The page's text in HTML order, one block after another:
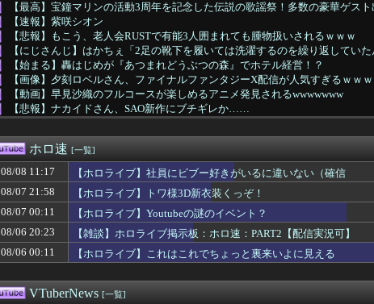
【最高】宝鐘マリンの活動3周年を記念した伝説の歌謡祭！多数の豪華ゲスト
【速報】紫咲シオン
【悲報】もこう、老人会RUSTで有能3人囲まれても腫物扱いされるｗｗｗ
【にじさんじ】はかちぇ「2足の靴下を履いては洗濯するのを繰り返していた
【始まる】轟はじめが『あつまれどうぶつの森』でホテル経営！？
【画像】夕刻ロベルさん、ファイナルファンタジーX配信が人気すぎるｗｗ
【動画】早見沙織のフルコースが楽しめるアニメ発見されるwwwwwww
【悲報】ナカイドさん、SAO新作にブチギレか……
【にじ甲2026】新台附属フリーズ高校にふさわしい激アツ寄せ書きで全力応
【にじ甲2026】なんで椎名さんの☆は伸び悩んだんや？
#ずしり8周年：〗うちらも９年目！魔界ノりりむ×葛葉×椎名唯華
【にじさんじ】星川サラ新衣装お披露目！星川ぱっつんやん
【VTuber】柘榴シロ「その男はやめなさい」
【にじ甲2026】アベヒパワヒって両立するんやな
星街すいせい「にじさんじ断られたからホロライブに入りました」←これ
【にじさんじ】七瀬、動物園でアシカに水をかけられビショビショに→たま
【にじさんじ】Cellmates、NG行動回避ゲーム！フリが露骨すぎる
【ホロライブ】社員にビブー好きがいるに違いない（確信
【遊んでるニコ】虎金妃笑虎がNELLマットレスをガチレビュー！皆担とニコ
ホロ速 [一覧]
08/08 11:17
【ホロライブ】社員にビブー好きがいるに違いない（確信
08/07 21:58
【ホロライブ】トワ様3D新衣装くっぞ！
08/07 00:11
【ホロライブ】Youtubeの謎のイベント？
08/06 20:23
【雑談】ホロライブ掲示板：ホロ速：PART2【配信実況可】
08/06 00:11
【ホロライブ】これはこれでちょっと裏来いよに見える
VTuberNews [一覧]